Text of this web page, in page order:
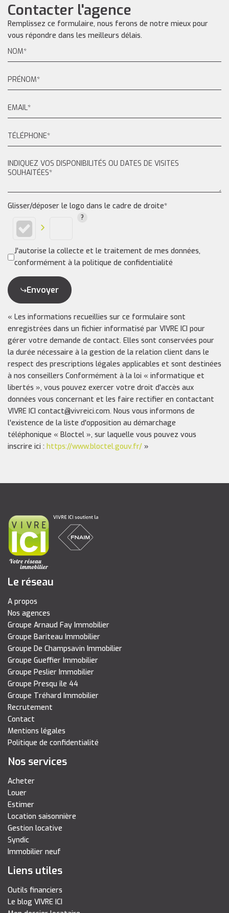
Contacter l'agence
Remplissez ce formulaire, nous ferons de notre mieux pour
vous répondre dans les meilleurs délais.
Glisser/déposer le logo dans le cadre de droite*
J'autorise la collecte et le traitement de mes données,
conformément à la politique de confidentialité
Envoyer
« Les informations recueillies sur ce formulaire sont
enregistrées dans un fichier informatisé par VIVRE ICI pour
gérer votre demande de contact. Elles sont conservées pour
la durée nécessaire à la gestion de la relation client dans le
respect des prescriptions légales applicables et sont destinées
à nos conseillers Conformément à la loi « informatique et
libertés », vous pouvez exercer votre droit d'accès aux
données vous concernant et les faire rectifier en contactant
VIVRE ICI contact@vivreici.com. Nous vous informons de
l'existence de la liste d'opposition au démarchage
téléphonique « Bloctel », sur laquelle vous pouvez vous
inscrire ici : https://www.bloctel.gouv.fr/ »
Le réseau
A propos
Nos agences
Groupe Arnaud Fay Immobilier
Groupe Bariteau Immobilier
Groupe De Champsavin Immobilier
Groupe Gueffier Immobilier
Groupe Peslier Immobilier
Groupe Presqu île 44
Groupe Tréhard Immobilier
Recrutement
Contact
Mentions légales
Politique de confidentialité
Nos services
Acheter
Louer
Estimer
Location saisonnière
Gestion locative
Syndic
Immobilier neuf
Liens utiles
Outils financiers
Le blog VIVRE ICI